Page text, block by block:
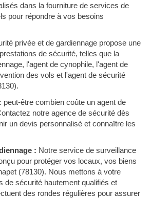
dans la fourniture de services de
pour répondre à vos besoins
privée et de gardiennage propose une
de sécurité, telles que la
l'agent de cynophile, l'agent de
des vols et l'agent de sécurité
être combien coûte un agent de
notre agence de sécurité dès
un devis personnalisé et connaître les
: Notre service de surveillance
pour protéger vos locaux, vos biens
(78130). Nous mettons à votre
de sécurité hautement qualifiés et
des rondes régulières pour assurer